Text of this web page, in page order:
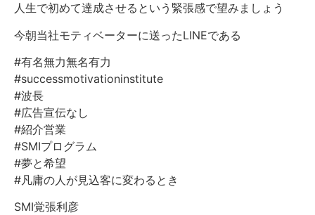
人生で初めて達成させるという緊張感で望みましょう
今朝当社モティベーターに送ったLINEである
#有名無力無名有力
#successmotivationinstitute
#波長
#広告宣伝なし
#紹介営業
#SMIプログラム
#夢と希望
#凡庸の人が見込客に変わるとき
SMI覚張利彦